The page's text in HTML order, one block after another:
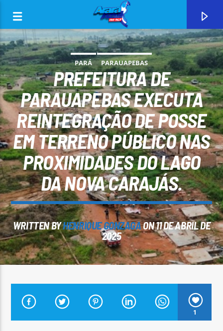
0:00
CURRENT TRACK
ARARA AZUL FM 96,9
Arara Azul FM
PARÁ PARAUAPEBAS
PREFEITURA DE
PARAUAPEBAS EXECUTA
REINTEGRAÇÃO DE POSSE
EM TERRENO PÚBLICO NAS
PROXIMIDADES DO LAGO
DA NOVA CARAJÁS.
WRITTEN BYHENRIQUE GONZAGAON 11 DE ABRIL DE
2025
1